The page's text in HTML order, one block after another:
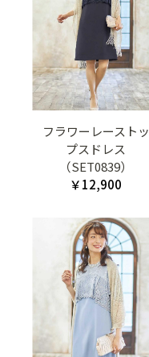
フラワーレーストッ
プスドレス
（SET0839）
￥12,900